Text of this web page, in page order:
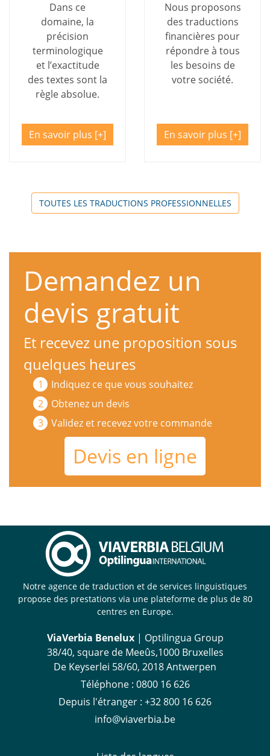
Dans ce
domaine, la
précision
terminologique
et l’exactitude
des textes sont la
règle absolue.
En savoir plus
Nous proposons
des traductions
financières pour
répondre à tous
les besoins de
votre société.
En savoir plus
TOUTES LES TRADUCTIONS PROFESSIONNELLES
Demandez un
devis gratuit
Et recevez une proposition sous
quelques heures
Indiquez ce que vous souhaitez
Obtenez un devis
Validez et recevez votre commande
Devis en ligne
Notre agence de traduction et de services linguistiques
propose des prestations via une plateforme de plus de 80
centres en Europe.
ViaVerbia Benelux| Optilingua Group
38/40, square de Meeûs,1000 Bruxelles
De Keyserlei 58/60, 2018 Antwerpen
Téléphone : ‪0800 16 626
Depuis l'étranger : +32 800 16 626
info@viaverbia.be